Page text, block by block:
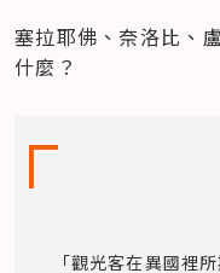
塞拉耶佛、奈洛比、
什麼？
「觀光客在異國裡